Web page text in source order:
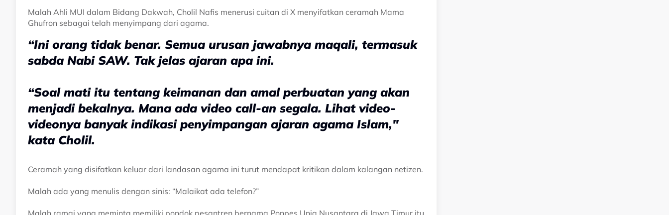
Malah Ahli MUI dalam Bidang Dakwah, Cholil Nafis menerusi cuitan di X menyifatkan ceramah Mama
Ghufron sebagai telah menyimpang dari agama.
“Ini orang tidak benar. Semua urusan jawabnya maqali, termasuk
sabda Nabi SAW. Tak jelas ajaran apa ini.
“Soal mati itu tentang keimanan dan amal perbuatan yang akan
menjadi bekalnya. Mana ada video call-an segala. Lihat video-
videonya banyak indikasi penyimpangan ajaran agama Islam,"
kata Cholil.
Ceramah yang disifatkan keluar dari landasan agama ini turut mendapat kritikan dalam kalangan netizen.
Malah ada yang menulis dengan sinis: “Malaikat ada telefon?”